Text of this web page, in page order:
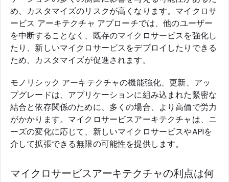
め、カスタマイズのリスクが高くなります。マイクロサ
ービス アーキテクチャ アプローチでは、他のユーザー
を中断することなく、既存のマイクロサービスを強化し
たり、新しいマイクロサービスをデプロイしたりできる
ため、カスタマイズが促進されます。
モノリシック アーキテクチャの機能強化、更新、アッ
プグレードは、アプリケーションに組み込まれた緊密な
結合と依存関係のために、多くの場合、より高価で労力
がかかります。マイクロサービスアーキテクチャは、ニ
ーズの変化に応じて、新しいマイクロサービスやAPIを
介して拡張できる無限の可能性を提供します。
マイクロサービスアーキテクチャの利点は何